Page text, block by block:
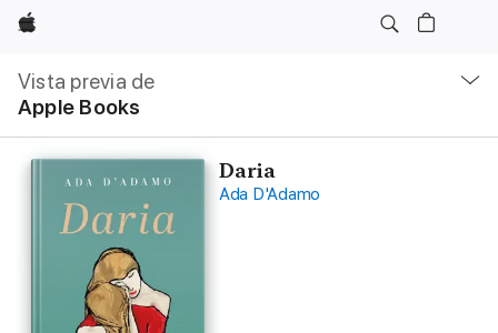
Apple
Vista previa de
Apple Books
local
Abrir
menú
Daria
Ada D'Adamo